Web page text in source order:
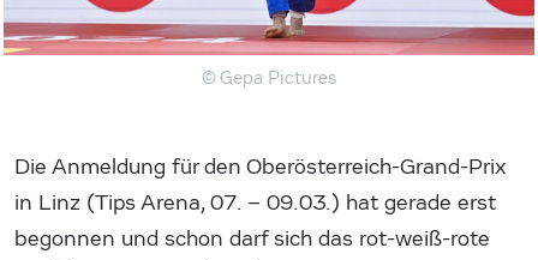
© Gepa Pictures
Die Anmeldung für den Oberösterreich-Grand-Prix
in Linz (Tips Arena, 07. – 09.03.) hat gerade erst
begonnen und schon darf sich das rot-weiß-rote